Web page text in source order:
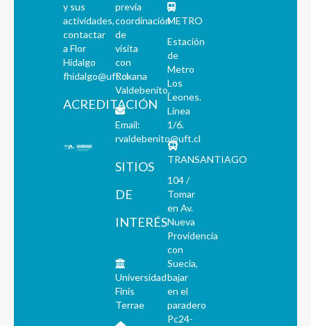
y sus
actividades,
contactar
a Flor
Hidalgo
fhidalgo@uft.cl
ACREDITACIÓN
previa
coordinación
de
visita
con
Roxana
Valdebenito.
Email:
rvaldebenito@uft.cl
SITIOS
DE
INTERÉS
Universidad
Finis
Terrae
METRO
Estación
de
Metro
Los
Leones.
Línea
1/6.
TRANSANTIAGO
104 /
Tomar
en Av.
Nueva
Providencia
con
Suecia,
bajar
en el
paradero
Pc24-